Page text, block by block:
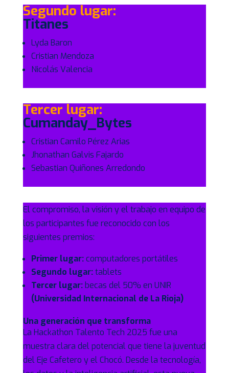
Segundo lugar:
Titanes
Lyda Baron
Cristian Mendoza
Nicolás Valencia
Tercer lugar:
Cumanday_Bytes
Cristian Camilo Pérez Arias
Jhonathan Galvis Fajardo
Sebastian Quiñones Arredondo
El compromiso, la visión y el trabajo en equipo de
los participantes fue reconocido con los
siguientes premios:
Primer lugar:computadores portátiles
Segundo lugar:tablets
Tercer lugar:becas del 50% en UNIR
(Universidad Internacional de La Rioja)
Una generación que transforma
La Hackathon Talento Tech 2025 fue una
muestra clara del potencial que tiene la juventud
del Eje Cafetero y el Chocó. Desde la tecnología,